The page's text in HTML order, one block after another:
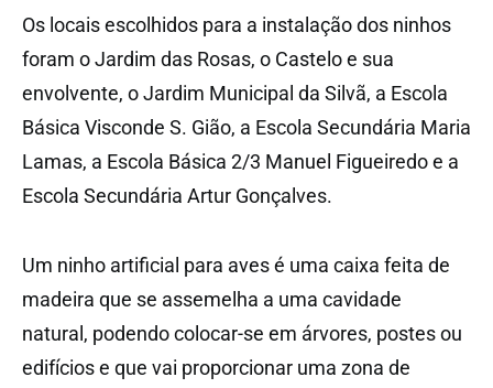
Os locais escolhidos para a instalação dos ninhos
foram o Jardim das Rosas, o Castelo e sua
envolvente, o Jardim Municipal da Silvã, a Escola
Básica Visconde S. Gião, a Escola Secundária Maria
Lamas, a Escola Básica 2/3 Manuel Figueiredo e a
Escola Secundária Artur Gonçalves.
Um ninho artificial para aves é uma caixa feita de
madeira que se assemelha a uma cavidade
natural, podendo colocar-se em árvores, postes ou
edifícios e que vai proporcionar uma zona de